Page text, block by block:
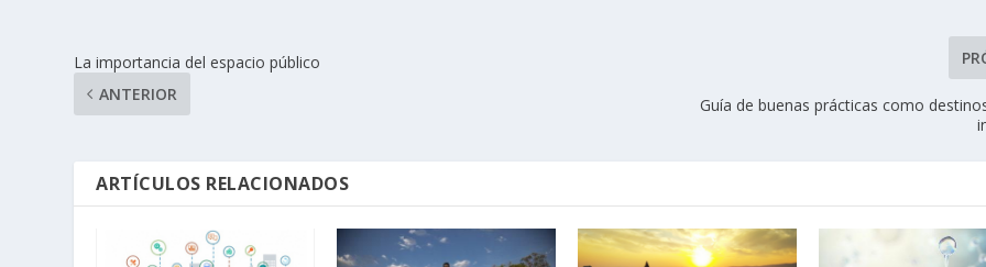
La importancia del espacio público
ANTERIOR
Guía de buenas prácticas como
ARTÍCULOS RELACIONADOS